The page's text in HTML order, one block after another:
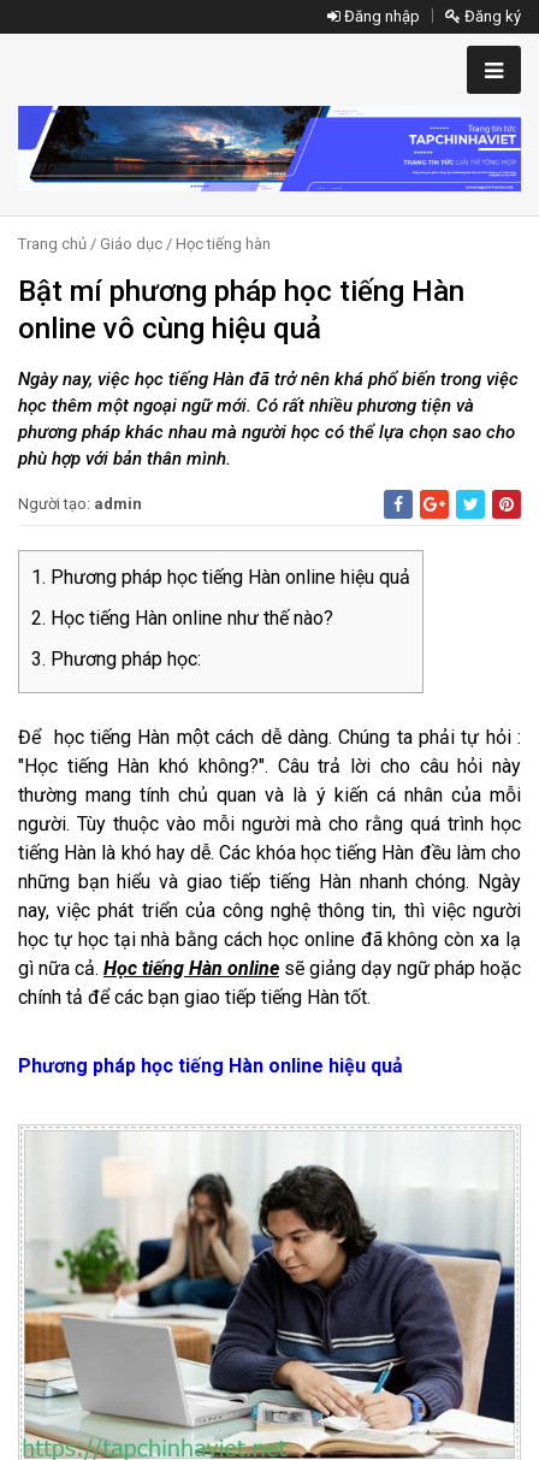
Đăng nhập Đăng ký
Trang chủ / Giáo dục / Học tiếng hàn
Bật mí phương pháp học tiếng Hàn
online vô cùng hiệu quả
Ngày nay, việc học tiếng Hàn đã trở nên khá phổ biến trong việc
học thêm một ngoại ngữ mới. Có rất nhiều phương tiện và
phương pháp khác nhau mà người học có thể lựa chọn sao cho
phù hợp với bản thân mình.
Người tạo: admin
Phương pháp học tiếng Hàn online hiệu quả
Học tiếng Hàn online như thế nào?
Phương pháp học:
Để học tiếng Hàn một cách dễ dàng. Chúng ta phải tự hỏi :
"Học tiếng Hàn khó không?". Câu trả lời cho câu hỏi này
thường mang tính chủ quan và là ý kiến cá nhân của mỗi
người. Tùy thuộc vào mỗi người mà cho rằng quá trình học
tiếng Hàn là khó hay dễ. Các khóa học tiếng Hàn đều làm cho
những bạn hiểu và giao tiếp tiếng Hàn nhanh chóng. Ngày
nay, việc phát triển của công nghệ thông tin, thì việc người
học tự học tại nhà bằng cách học online đã không còn xa lạ
gì nữa cả. Học tiếng Hàn online sẽ giảng dạy ngữ pháp hoặc
chính tả để các bạn giao tiếp tiếng Hàn tốt.
Phương pháp học tiếng Hàn online hiệu quả